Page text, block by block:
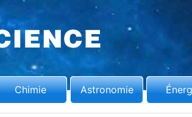
Chimie Astronomie